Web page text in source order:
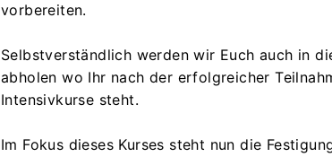
vorbereiten.
Selbstverständlich werden wir Euch auch in
abholen wo Ihr nach der erfolgreicher
Intensivkurse steht.
Im Fokus dieses Kurses steht nun die